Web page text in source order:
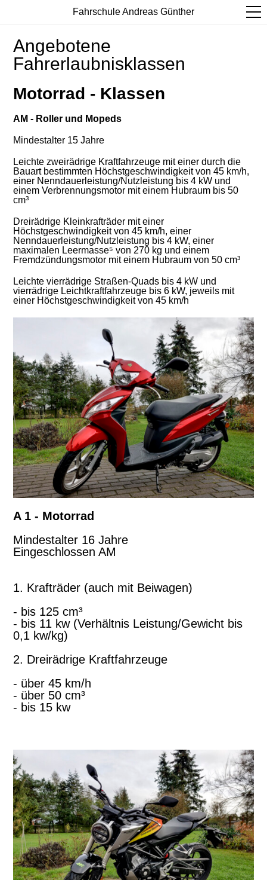
Fahrschule Andreas Günther
Angebotene
Fahrerlaubnisklassen
Motorrad - Klassen
AM - Roller und Mopeds
Mindestalter 15 Jahre
Leichte zweirädrige Kraftfahrzeuge mit einer durch die
Bauart bestimmten Höchstgeschwindigkeit von 45 km/h,
einer Nenndauerleistung/Nutzleistung bis 4 kW und
einem Verbrennungsmotor mit einem Hubraum bis 50
cm³
Dreirädrige Kleinkrafträder mit einer
Höchstgeschwindigkeit von 45 km/h, einer
Nenndauerleistung/Nutzleistung bis 4 kW, einer
maximalen Leermasse⁵ von 270 kg und einem
Fremdzündungsmotor mit einem Hubraum von 50 cm³
Leichte vierrädrige Straßen-Quads bis 4 kW und
vierrädrige Leichtkraftfahrzeuge bis 6 kW, jeweils mit
einer Höchstgeschwindigkeit von 45 km/h
A 1 - Motorrad
Mindestalter 16 Jahre
Eingeschlossen AM
1. Krafträder (auch mit Beiwagen)
- bis 125 cm³
- bis 11 kw (Verhältnis Leistung/Gewicht bis
0,1 kw/kg)
2. Dreirädrige Kraftfahrzeuge
- über 45 km/h
- über 50 cm³
- bis 15 kw